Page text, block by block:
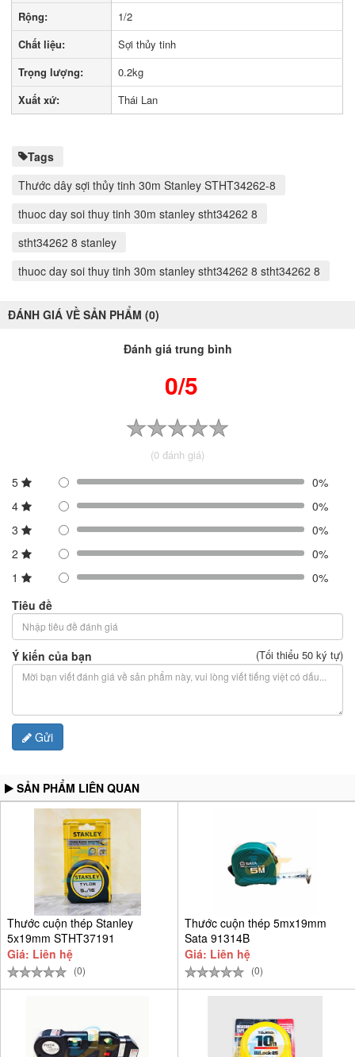
Rộng:
1/2
Chất liệu:
Sợi thủy tinh
Trọng lượng:
0.2kg
Xuất xứ:
Thái Lan
Tags
Thước dây sợi thủy tinh 30m Stanley STHT34262-8
thuoc day soi thuy tinh 30m stanley stht34262 8
stht34262 8 stanley
thuoc day soi thuy tinh 30m stanley stht34262 8 stht34262 8
ĐÁNH GIÁ VỀ SẢN PHẨM (0)
Đánh giá trung bình
0/5
(0 đánh giá)
5
0%
4
0%
3
0%
2
0%
1
0%
Tiêu đề
Ý kiến của bạn (Tối thiểu 50 ký tự)
Gửi
SẢN PHẨM LIÊN QUAN
Thước cuộn thép Stanley
5x19mm STHT37191
Giá: Liên hệ
(0)
Thước cuộn thép 5mx19mm
Sata 91314B
Giá: Liên hệ
(0)